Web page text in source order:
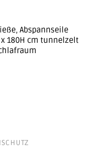
Abspannseile
x 180H cm tunnelzelt